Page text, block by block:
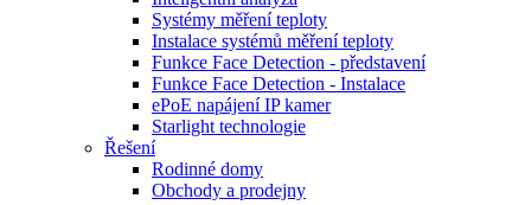
Systémy měření teploty
Instalace systémů měření teploty
Funkce Face Detection - představení
Funkce Face Detection - Instalace
ePoE napájení IP kamer
Starlight technologie
Řešení
Rodinné domy
Obchody a prodejny